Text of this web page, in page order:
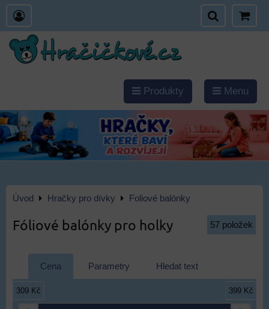
Produkty Menu
Úvod Hračky pro dívky Foliové balónky
Fóliové balónky pro holky 57 položek
Cena Parametry Hledat text
309 Kč 399 Kč